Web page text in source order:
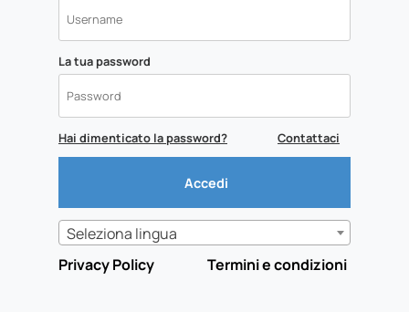
La tua password
Hai dimenticato la password? Contattaci
Seleziona lingua
Privacy Policy
Termini e condizioni